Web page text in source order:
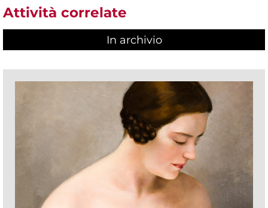
Attività correlate
In archivio